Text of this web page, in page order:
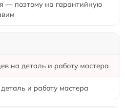
— поэтому на гарантийную
на деталь и работу мастера
и работу мастера